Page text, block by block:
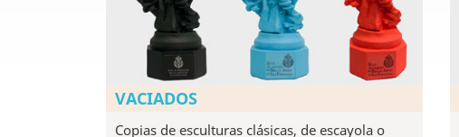
VACIADOS
Copias de esculturas clásicas, de escayola o